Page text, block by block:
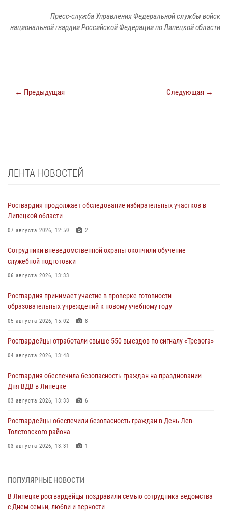
Пресс-служба Управления Федеральной службы войск
национальной гвардии Российской Федерации по Липецкой области
← Предыдущая Следующая →
ЛЕНТА НОВОСТЕЙ
Росгвардия продолжает обследование избирательных участков в
Липецкой области
07 августа 2026, 12:59 2
Сотрудники вневедомственной охраны окончили обучение
служебной подготовки
06 августа 2026, 13:33
Росгвардия принимает участие в проверке готовности
образовательных учреждений к новому учебному году
05 августа 2026, 15:02 8
Росгвардейцы отработали свыше 550 выездов по сигналу «Тревога»
04 августа 2026, 13:48
Росгвардия обеспечила безопасность граждан на праздновании
Дня ВДВ в Липецке
03 августа 2026, 13:33 6
Росгвардейцы обеспечили безопасность граждан в День Лев-
Толстовского района
03 августа 2026, 13:31 1
фестивалей в Липецке
Сотрудники Росгвардии продолжают контроль безопасности
ПОПУЛЯРНЫЕ НОВОСТИ
В Липецке росгвардейцы поздравили семью сотрудника ведомства
с Днем семьи, любви и верности